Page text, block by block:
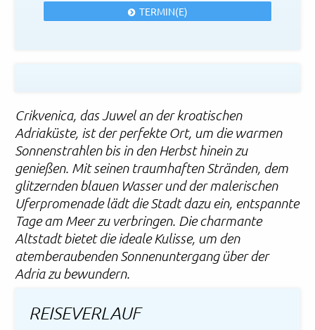
TERMIN(E)
Crikvenica, das Juwel an der kroatischen
Adriaküste, ist der perfekte Ort, um die warmen
Sonnenstrahlen bis in den Herbst hinein zu
genießen. Mit seinen traumhaften Stränden, dem
glitzernden blauen Wasser und der malerischen
Uferpromenade lädt die Stadt dazu ein, entspannte
Tage am Meer zu verbringen. Die charmante
Altstadt bietet die ideale Kulisse, um den
atemberaubenden Sonnenuntergang über der
Adria zu bewundern.
REISEVERLAUF